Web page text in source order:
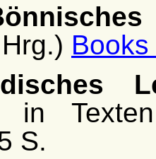
in
S.